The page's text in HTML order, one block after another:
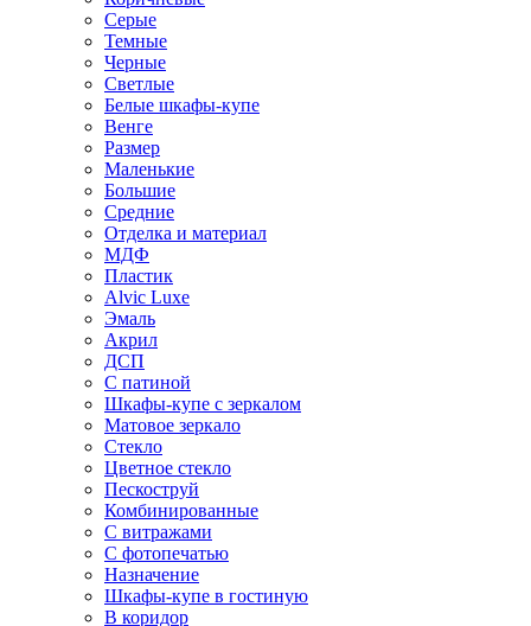
Серые
Темные
Черные
Светлые
Белые шкафы-купе
Венге
Размер
Маленькие
Большие
Средние
Отделка и материал
МДФ
Пластик
Alvic Luxe
Эмаль
Акрил
ДСП
С патиной
Шкафы-купе с зеркалом
Матовое зеркало
Стекло
Цветное стекло
Пескоструй
Комбинированные
С витражами
С фотопечатью
Назначение
Шкафы-купе в гостиную
В коридор